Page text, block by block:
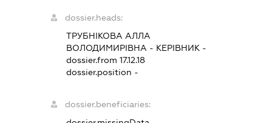
dossier.heads:
ТРУБНІКОВА АЛЛА
ВОЛОДИМИРІВНА - КЕРІВНИК -
dossier.from 17.12.18
dossier.position -
dossier.beneficiaries: